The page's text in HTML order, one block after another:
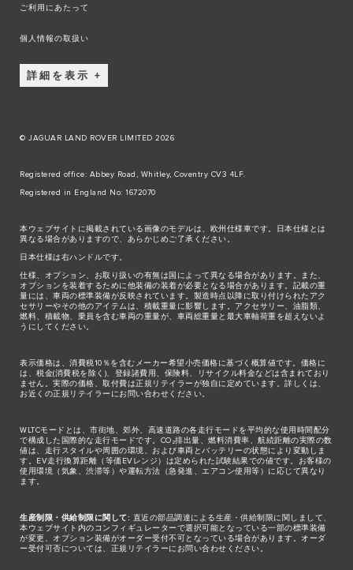
ご利用にあたって
個人情報の取扱い
詳細を表示
© JAGUAR LAND ROVER LIMITED 2026
Registered office: Abbey Road, Whitley, Coventry CV3 4LF.
Registered in England No: 1672070
本ウェブサイトに掲載されている画像のモデルは、欧州仕様車です。日本仕様とは
異なる場合がありますので、あらかじめご了承ください。
日本仕様は右ハンドルです。
仕様、オプション、お取り扱いの有無は国によって異なる場合があります。また、
オプションを装着するために他装備の装着が必要となる場合があります。記載の重
量には、車両の標準装備が反映されています。製造時点以降に取り付けられたアク
セサリーやその他のアイテムは、積載重量に影響します。アクセサリー、油脂類、
燃料、積載物、乗員を含む車両の重量が、車両総重量と最大車軸荷重を超えないよ
うにしてください。
表示価格は、消費税10％を含むメーカー希望小売価格に基づく概算値です。価格に
は、税金(消費税を除く)、登録諸費用、保険料、リサイクル料金などは含まれており
ません。実際の価格、取付費は正規リテイラーが独自に定めています。詳しくは、
お近くの正規リテイラーにお問い合わせください。
WLTCモードとは、市街地、郊外、高速道路の各走行モードを平均的な使用時間配分
で構成した国際的な走行モードです。CO₂排出量、燃料消費率、航続距離の実際の数
値は、走行スタイルや周囲の環境、および車両とバッテリーの状態により変動しま
す。EV走行換算距離（等価EVレンジ）は定められた試験結果での値です。お客様の
使用環境（気象、渋滞等）や運転方法（急発進、エアコン使用等）に応じて異なり
ます。
生産制限・供給制限に関して: 直近の部品調達による生産・供給制限に関しまして、
本ウェブサイト内のコンフィギュレーターで選択可能となっている一部の標準装備
が変更、オプション装備がオーダー受付不可となっている場合があります。オーダ
ー受付可否については、正規リテイラーにお問い合わせください。